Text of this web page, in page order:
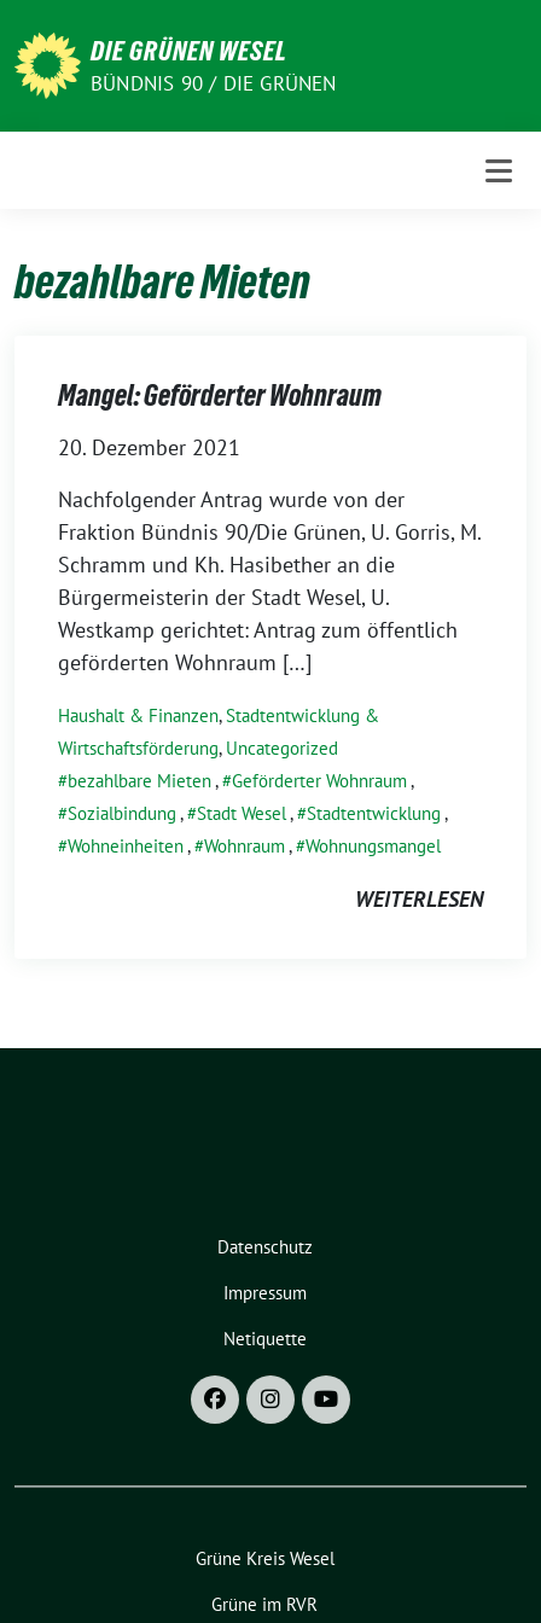
zum
Inhalt
DIE GRÜNEN WESEL
BÜNDNIS 90 / DIE GRÜNEN
bezahlbare Mieten
Mangel: Geförderter Wohnraum
20. Dezember 2021
Nachfolgender Antrag wurde von der
Fraktion Bündnis 90/Die Grünen, U. Gorris, M.
Schramm und Kh. Hasibether an die
Bürgermeisterin der Stadt Wesel, U.
Westkamp gerichtet: Antrag zum öffentlich
geförderten Wohnraum […]
Haushalt & Finanzen,Stadtentwicklung &
Wirtschaftsförderung, Uncategorized
bezahlbare Mieten, Geförderter Wohnraum,
Sozialbindung , Stadt Wesel, Stadtentwicklung ,
Wohneinheiten, Wohnraum, Wohnungsmangel
WEITERLESEN
Datenschutz
Impressum
Netiquette
Grüne Kreis Wesel
Grüne im RVR